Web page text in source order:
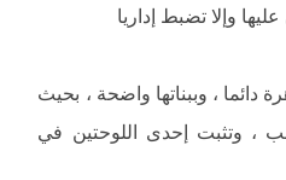
وإلا تضبط إداریا
، وببناتھا واضحة ، بحیث
، وتثبت إحدى اللوحتین في